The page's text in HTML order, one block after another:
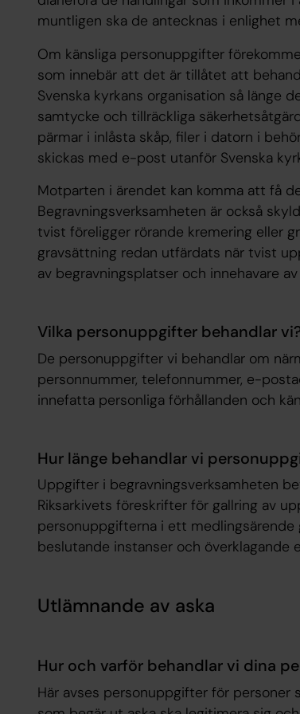
muntligen ska de antecknas i enlighet
Om känsliga personuppgifter
som innebär att det är tillåtet att
Svenska kyrkans organisation så länge
samtycke och tillräckliga
pärmar i inlåsta skåp, filer i datorn i
skickas med e-post utanför Svenska
Motparten i ärendet kan komma att få
Begravningsverksamheten är också
tvist föreligger rörande kremering eller
gravsättning redan utfärdats när tvist
av begravningsplatser och innehavare
Vilka personuppgifter behandlar
De personuppgifter vi behandlar om
personnummer, telefonnummer, e-
innefatta personliga förhållanden och
Hur länge behandlar vi
Uppgifter i begravningsverksamheten
Riksarkivets föreskrifter för gallring av
personuppgifterna i ett medlingsärende
beslutande instanser och överklagande
Utlämnande av aska
Hur och varför behandlar vi dina
Här avses personuppgifter för personer